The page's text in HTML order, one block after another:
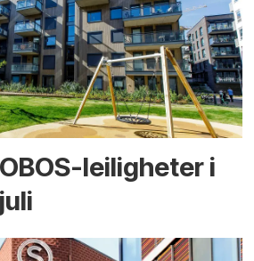
leiligheter i